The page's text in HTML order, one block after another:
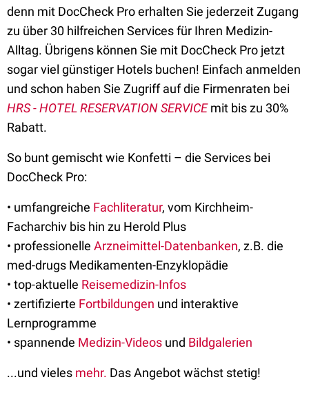
denn mit DocCheck Pro erhalten Sie jederzeit Zugang
zu über 30 hilfreichen Services für Ihren Medizin-
Alltag. Übrigens können Sie mit DocCheck Pro jetzt
sogar viel günstiger Hotels buchen! Einfach anmelden
und schon haben Sie Zugriff auf die Firmenraten bei
HRS - HOTEL RESERVATION SERVICEmit bis zu 30%
Rabatt.
So bunt gemischt wie Konfetti – die Services bei
DocCheck Pro:
• umfangreiche Fachliteratur, vom Kirchheim-
Facharchiv bis hin zu Herold Plus
• professionelle Arzneimittel-Datenbanken, z.B. die
med-drugs Medikamenten-Enzyklopädie
• top-aktuelle Reisemedizin-Infos
• zertifizierte Fortbildungen und interaktive
Lernprogramme
• spannende Medizin-Videos und Bildgalerien
...und vieles mehr. Das Angebot wächst stetig!